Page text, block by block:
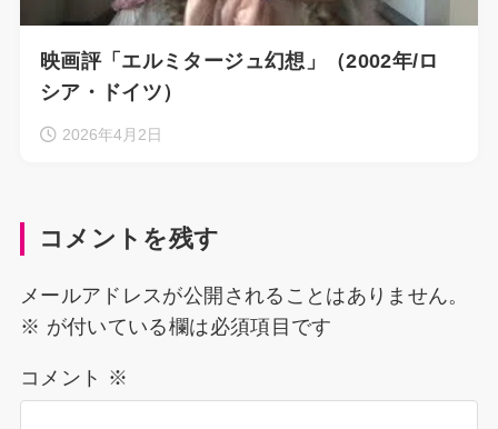
映画評「エルミタージュ幻想」（2002年/ロ
シア・ドイツ）
2026年4月2日
コメントを残す
メールアドレスが公開されることはありません。
※ が付いている欄は必須項目です
コメント ※